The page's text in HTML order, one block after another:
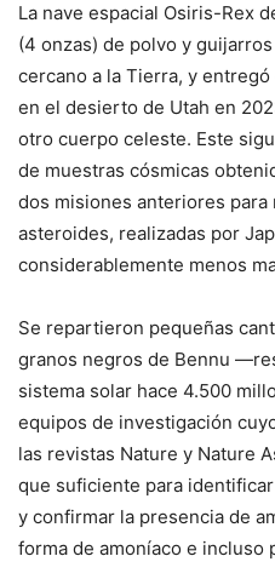
La nave espacial Osiris-Rex
(4 onzas) de polvo y
cercano a la Tierra, y
en el desierto de Utah en
otro cuerpo celeste. Este
de muestras cósmicas
dos misiones anteriores
asteroides, realizadas por
considerablemente menos
Se repartieron pequeñas
granos negros de Bennu
sistema solar hace 4.500
equipos de investigación
las revistas Nature y Nature
que suficiente para
y confirmar la presencia de
forma de amoníaco e